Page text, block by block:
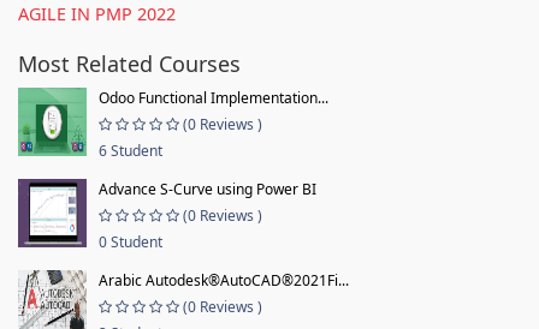
AGILE IN PMP 2022
Most Related Courses
Odoo Functional Implementation...
(0 Reviews )
6 Student
Advance S-Curve using Power BI
(0 Reviews )
0 Student
Arabic Autodesk®AutoCAD®2021Fi...
(0 Reviews )